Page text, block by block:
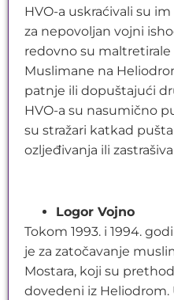
HVO-a uskraćivali su
za nepovoljan vojni
redovno su maltretirale
Muslimane na
patnje ili dopuštajući
HVO-a su nasumično
su stražari katkad
ozljeđivanja ili
Logor Vojno
Tokom 1993. i 1994.
je za zatočavanje
Mostara, koji su
dovedeni iz